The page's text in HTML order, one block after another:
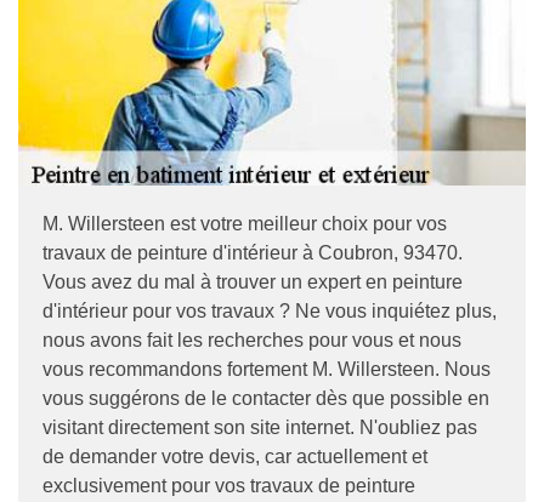
M. Willersteen est votre meilleur choix pour vos
travaux de peinture d'intérieur à Coubron, 93470.
Vous avez du mal à trouver un expert en peinture
d'intérieur pour vos travaux ? Ne vous inquiétez plus,
nous avons fait les recherches pour vous et nous
vous recommandons fortement M. Willersteen. Nous
vous suggérons de le contacter dès que possible en
visitant directement son site internet. N'oubliez pas
de demander votre devis, car actuellement et
exclusivement pour vos travaux de peinture